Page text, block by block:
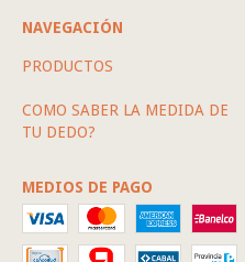
NAVEGACIÓN
PRODUCTOS
COMO SABER LA MEDIDA DE
TU DEDO?
MEDIOS DE PAGO